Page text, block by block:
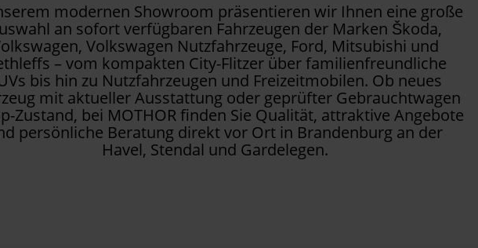
modernen Showroom präsentieren wir Ihnen eine große
an sofort verfügbaren Fahrzeugen der Marken Škoda,
Volkswagen Nutzfahrzeuge, Ford, Mitsubishi und
– vom kompakten City-Flitzer über familienfreundliche
bis hin zu Nutzfahrzeugen und Freizeitmobilen. Ob neues
mit aktueller Ausstattung oder geprüfter Gebrauchtwagen
Zustand, bei MOTHOR finden Sie Qualität, attraktive Angebote
persönliche Beratung direkt vor Ort in Brandenburg an der
Havel, Stendal und Gardelegen.